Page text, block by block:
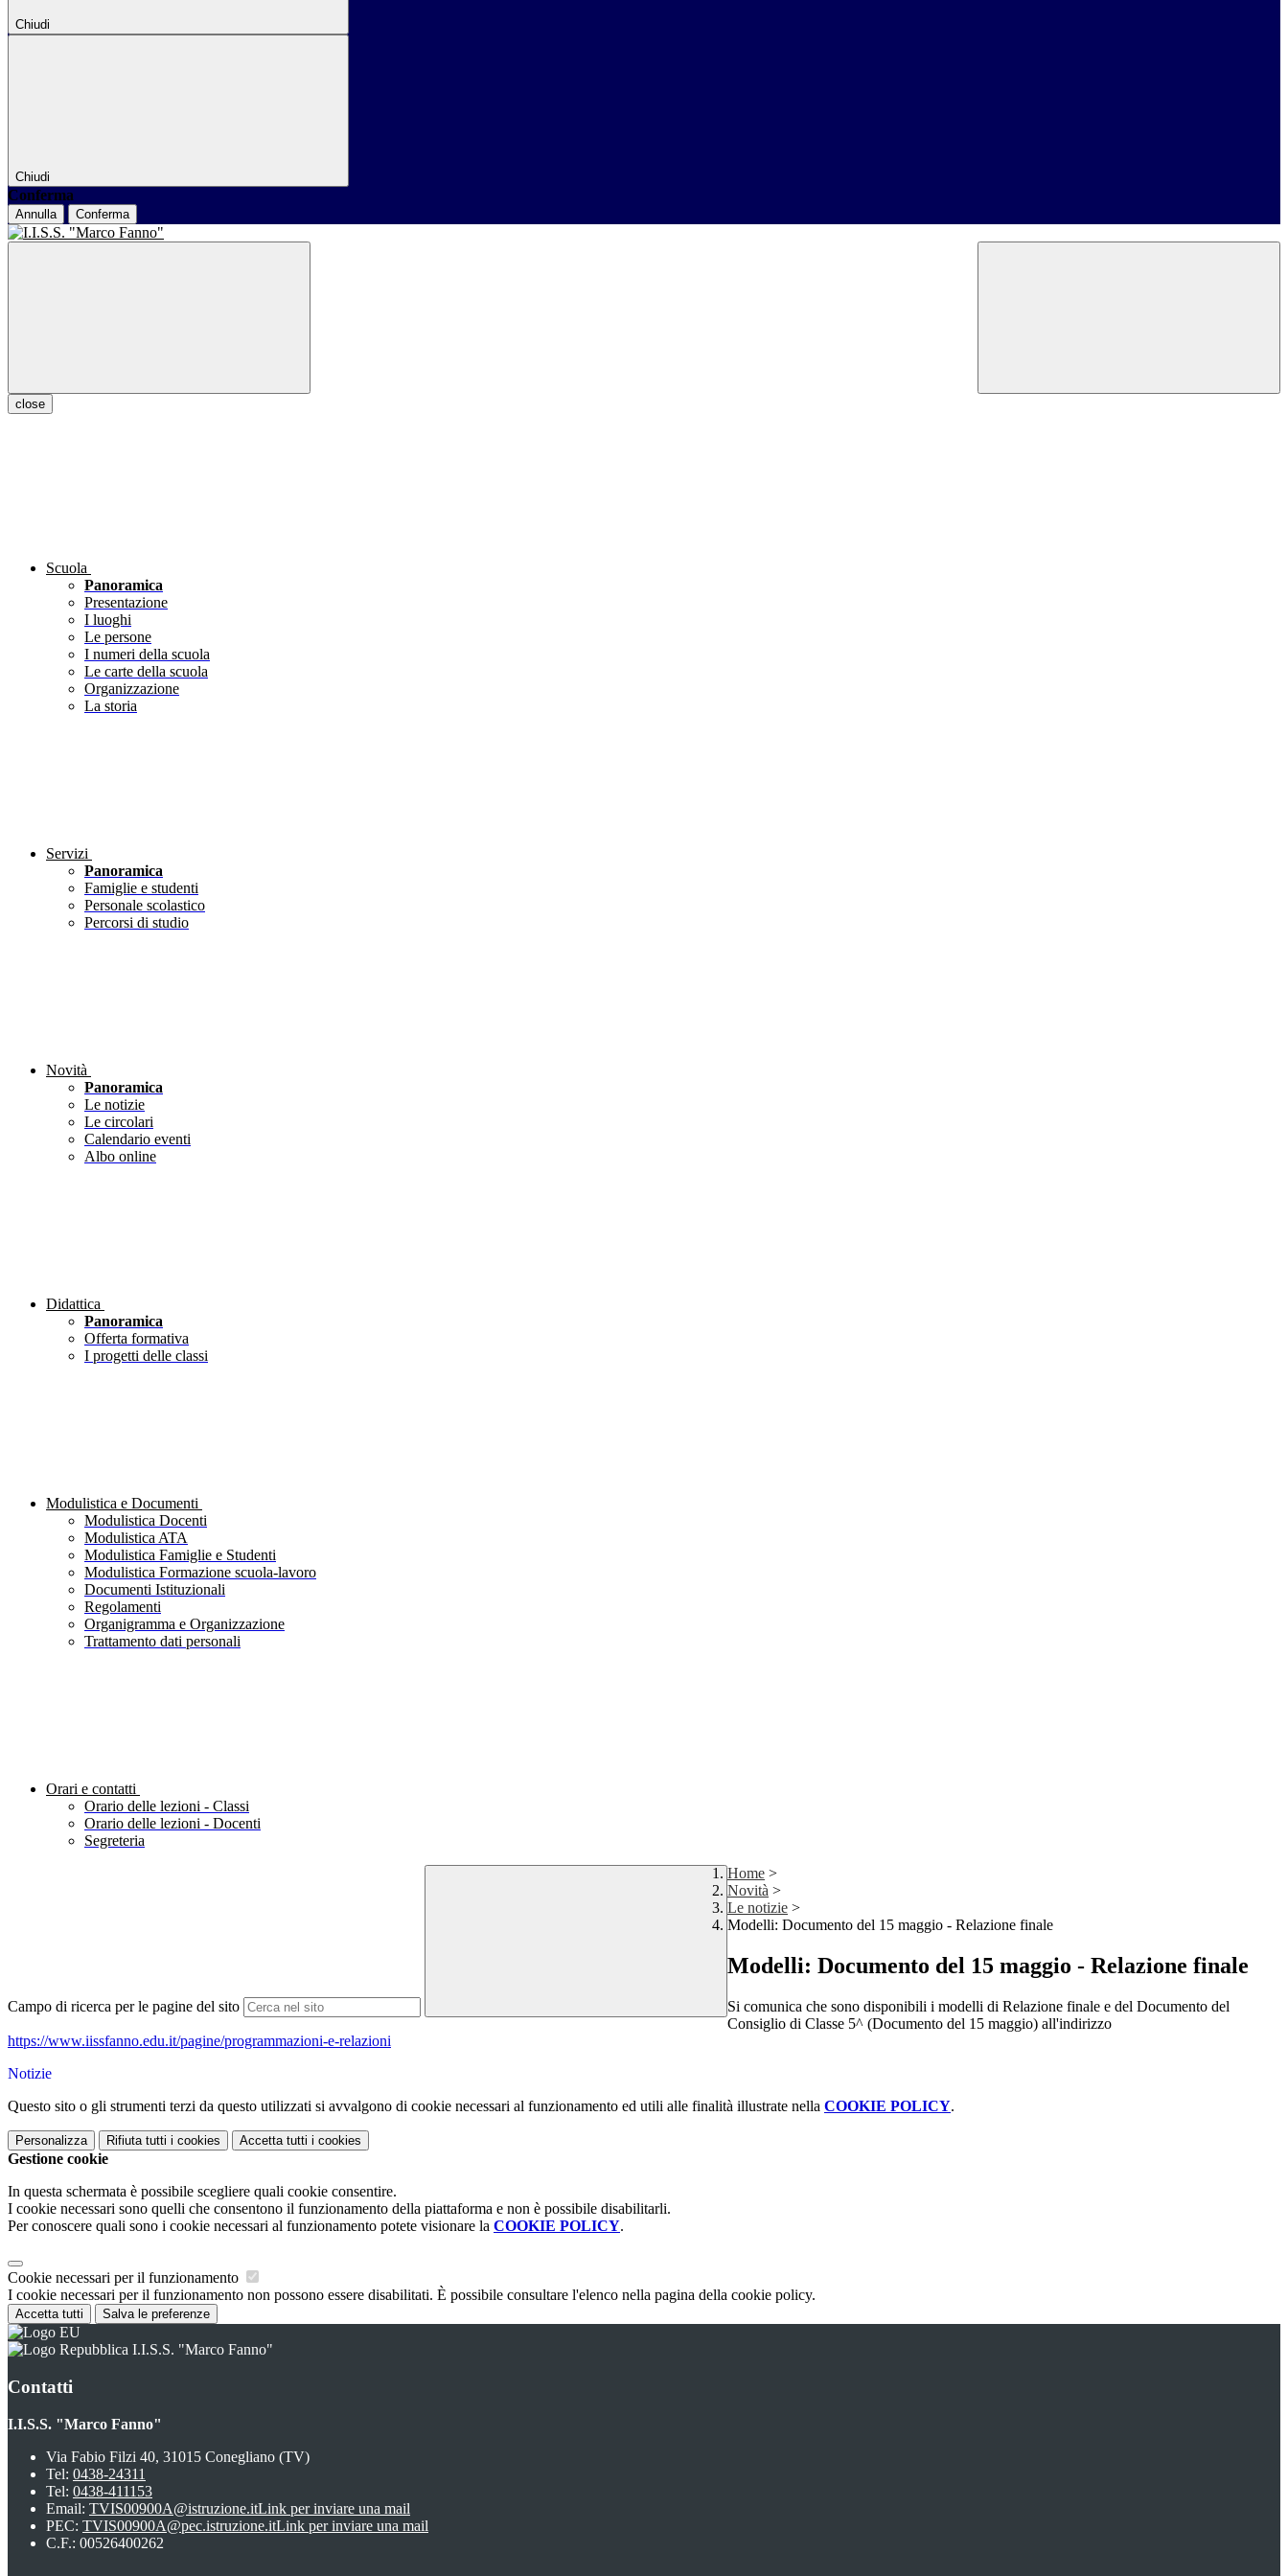
Chiudi
Chiudi
Conferma
Annulla Conferma
close
Scuola
Panoramica
Presentazione
I luoghi
Le persone
I numeri della scuola
Le carte della scuola
Organizzazione
La storia
Servizi
Panoramica
Famiglie e studenti
Personale scolastico
Percorsi di studio
Novità
Panoramica
Le notizie
Le circolari
Calendario eventi
Albo online
Didattica
Panoramica
Offerta formativa
I progetti delle classi
Modulistica e Documenti
Modulistica Docenti
Modulistica ATA
Modulistica Famiglie e Studenti
Modulistica Formazione scuola-lavoro
Documenti Istituzionali
Regolamenti
Organigramma e Organizzazione
Trattamento dati personali
Orari e contatti
Orario delle lezioni - Classi
Orario delle lezioni - Docenti
Segreteria
Campo di ricerca per le pagine del sito
Home >
Novità >
Le notizie >
Modelli: Documento del 15 maggio - Relazione finale
Modelli: Documento del 15 maggio - Relazione finale
Si comunica che sono disponibili i modelli di Relazione finale e del Documento del
Consiglio di Classe 5^ (Documento del 15 maggio) all'indirizzo
https://www.iissfanno.edu.it/pagine/programmazioni-e-relazioni
Notizie
Questo sito o gli strumenti terzi da questo utilizzati si avvalgono di cookie necessari al funzionamento ed utili alle finalità illustrate nella COOKIE POLICY.
Personalizza Rifiuta tutti i cookies Accetta tutti i cookies
Gestione cookie
In questa schermata è possibile scegliere quali cookie consentire.
I cookie necessari sono quelli che consentono il funzionamento della piattaforma e non è possibile disabilitarli.
Per conoscere quali sono i cookie necessari al funzionamento potete visionare la COOKIE POLICY.
Cookie necessari per il funzionamento
I cookie necessari per il funzionamento non possono essere disabilitati. È possibile consultare l'elenco nella pagina della cookie policy.
Accetta tutti Salva le preferenze
I.I.S.S. "Marco Fanno"
Contatti
I.I.S.S. "Marco Fanno"
Via Fabio Filzi 40, 31015 Conegliano (TV)
Tel: 0438-24311
Tel: 0438-411153
Email: TVIS00900A@istruzione.itLink per inviare una mail
PEC: TVIS00900A@pec.istruzione.itLink per inviare una mail
C.F.: 00526400262